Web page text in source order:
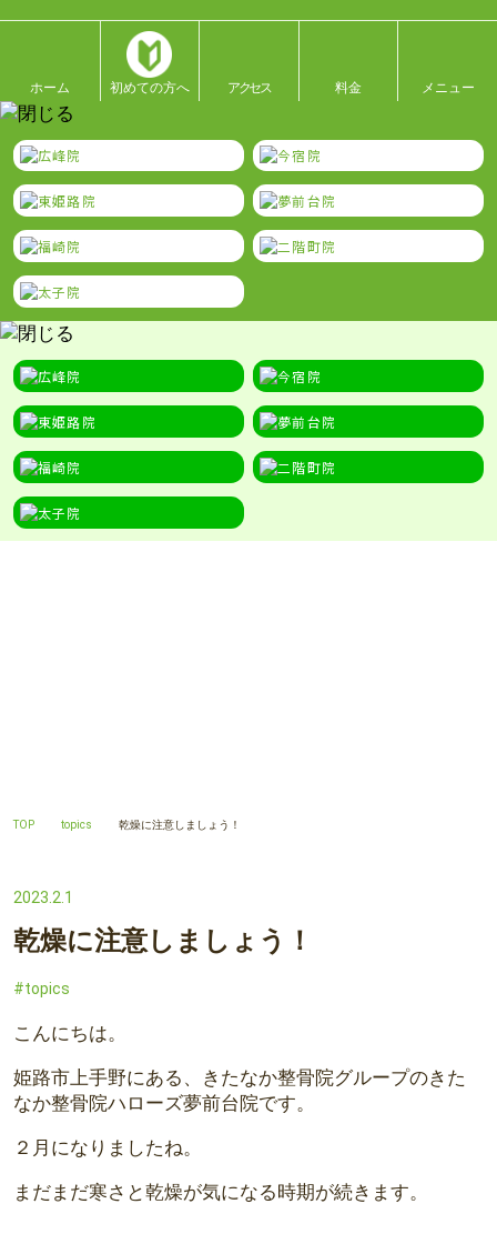
ホーム 初めての方へ アクセス 料金 メニュー
TOP topics 乾燥に注意しましょう！
2023.2.1
乾燥に注意しましょう！
topics
こんにちは。
姫路市上手野にある、きたなか整骨院グループのきた
なか整骨院ハローズ夢前台院です。
２月になりましたね。
まだまだ寒さと乾燥が気になる時期が続きます。